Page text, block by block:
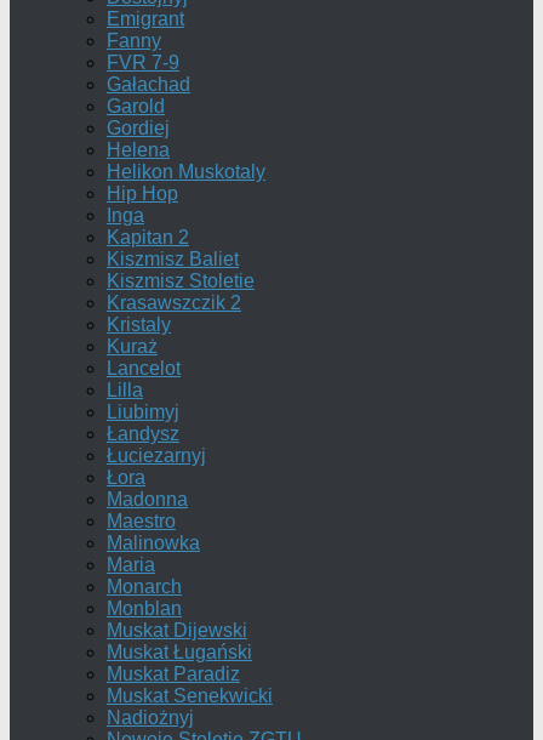
Emigrant
Fanny
FVR 7-9
Gałachad
Garold
Gordiej
Helena
Helikon Muskotaly
Hip Hop
Inga
Kapitan 2
Kiszmisz Baliet
Kiszmisz Stoletie
Krasawszczik 2
Kristaly
Kuraż
Lancelot
Lilla
Liubimyj
Łandysz
Łuciezarnyj
Łora
Madonna
Maestro
Malinowka
Maria
Monarch
Monblan
Muskat Dijewski
Muskat Ługański
Muskat Paradiz
Muskat Senekwicki
Nadiożnyj